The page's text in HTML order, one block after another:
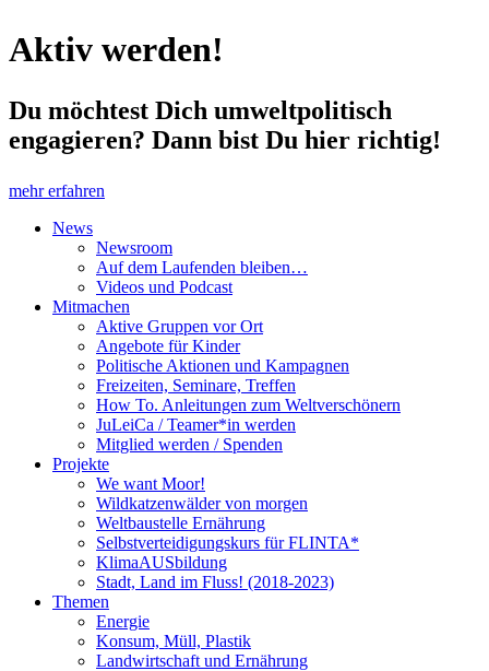
Aktiv werden!
Du möchtest Dich umweltpolitisch
engagieren? Dann bist Du hier richtig!
mehr erfahren
News
Newsroom
Auf dem Laufenden bleiben…
Videos und Podcast
Mitmachen
Aktive Gruppen vor Ort
Angebote für Kinder
Politische Aktionen und Kampagnen
Freizeiten, Seminare, Treffen
How To. Anleitungen zum Weltverschönern
JuLeiCa / Teamer*in werden
Mitglied werden / Spenden
Projekte
We want Moor!
Wildkatzenwälder von morgen
Weltbaustelle Ernährung
Selbstverteidigungskurs für FLINTA*
KlimaAUSbildung
Stadt, Land im Fluss! (2018-2023)
Themen
Energie
Konsum, Müll, Plastik
Landwirtschaft und Ernährung